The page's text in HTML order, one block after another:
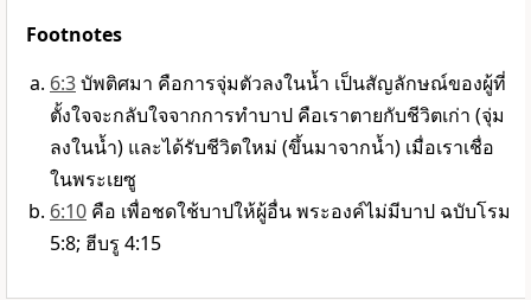
Footnotes
6:3บัพติศมา คือการจุ่มตัวลงในน้ำ เป็นสัญลักษณ์ของผู้ที่
ตั้งใจจะกลับใจจากการทำบาป คือเราตายกับชีวิตเก่า (จุ่ม
ลงในน้ำ) และได้รับชีวิตใหม่ (ขึ้นมาจากน้ำ) เมื่อเราเชื่อ
ในพระเยซู
6:10 คือ เพื่อชดใช้บาปให้ผู้อื่น พระองค์ไม่มีบาป ฉบับโรม
5:8; ฮีบรู 4:15